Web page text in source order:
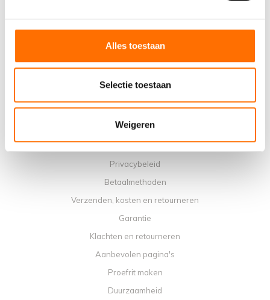
Alles toestaan
Selectie toestaan
Weigeren
Waarom een elektrische vouwfiets van Lacros
Agenda werkplaats
Handleidingen
Instructievideo's
Algemene voorwaarden
Privacybeleid
Betaalmethoden
Verzenden, kosten en retourneren
Garantie
Klachten en retourneren
Aanbevolen pagina's
Proefrit maken
Duurzaamheid